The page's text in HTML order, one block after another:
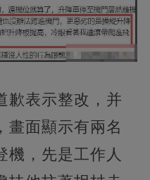
歉表示整改，并
畫面顯示有兩名
機，先是工作人